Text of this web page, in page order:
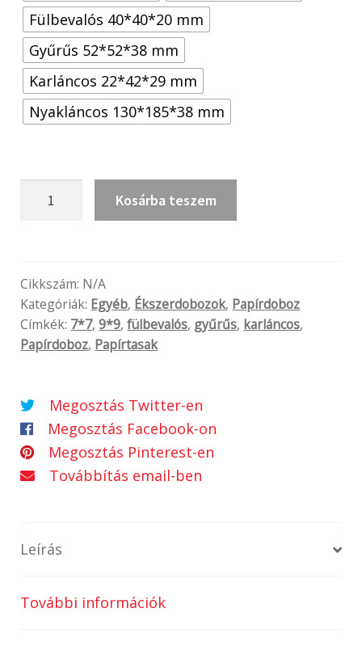
Fülbevalós 40*40*20 mm
Gyűrűs 52*52*38 mm
Karláncos 22*42*29 mm
Nyakláncos 130*185*38 mm
Kosárba teszem
Cikkszám: N/A
Kategóriák: Egyéb, Ékszerdobozok, Papírdoboz
Címkék: 7*7,9*9,fülbevalós, gyűrűs, karláncos,
Papírdoboz, Papírtasak
Megosztás Twitter-en
Megosztás Facebook-on
Megosztás Pinterest-en
Továbbítás email-ben
Leírás
További információk